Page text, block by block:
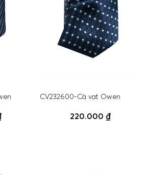
CV232600-Cà vạt Owen
220.000 ₫